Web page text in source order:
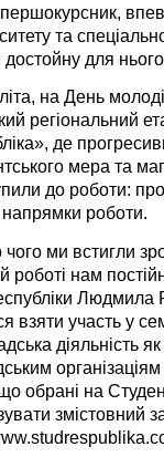
та
достойну для
на День
регіональний
де
мера та
до роботи:
роботи.
чого ми встигли
роботі нам
Людмила
взяти участь у
діяльність
обрані на
змістовний